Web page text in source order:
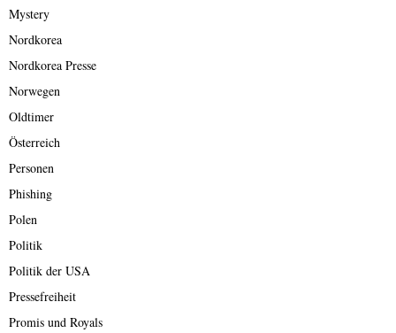
Mystery
Nordkorea
Nordkorea Presse
Norwegen
Oldtimer
Österreich
Personen
Phishing
Polen
Politik
Politik der USA
Pressefreiheit
Promis und Royals